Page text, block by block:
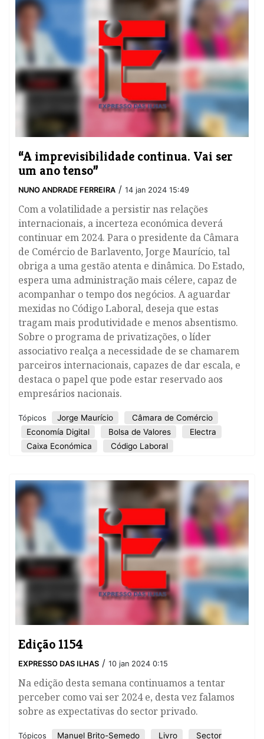
“A imprevisibilidade continua. Vai ser
um ano tenso”
NUNO ANDRADE FERREIRA / 14 jan 2024 15:49
Com a volatilidade a persistir nas relações
internacionais, a incerteza económica deverá
continuar em 2024. Para o presidente da Câmara
de Comércio de Barlavento, Jorge Maurício, tal
obriga a uma gestão atenta e dinâmica. Do Estado,
espera uma administração mais célere, capaz de
acompanhar o tempo dos negócios. A aguardar
mexidas no Código Laboral, deseja que estas
tragam mais produtividade e menos absentismo.
Sobre o programa de privatizações, o líder
associativo realça a necessidade de se chamarem
parceiros internacionais, capazes de dar escala, e
destaca o papel que pode estar reservado aos
empresários nacionais.
Tópicos Jorge Maurício
Câmara de Comércio
Economía Digital
Bolsa de Valores
Electra
Caixa Económica
Código Laboral
Edição 1154
EXPRESSO DAS ILHAS / 10 jan 2024 0:15
Na edição desta semana continuamos a tentar
perceber como vai ser 2024 e, desta vez falamos
sobre as expectativas do sector privado.
Tópicos Manuel Brito-Semedo Livro
Sector